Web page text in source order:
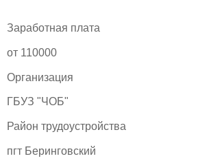
Заработная плата
от 110000
Организация
ГБУЗ "ЧОБ"
Район трудоустройства
пгт Беринговский